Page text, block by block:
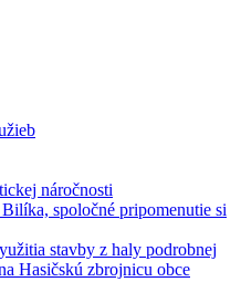
náročnosti
spoločné pripomenutie si
stavby z haly podrobnej
Hasičskú zbrojnicu obce